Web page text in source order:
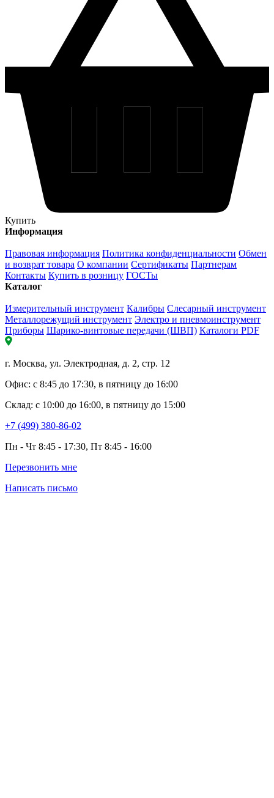
Купить
Информация
Правовая информация Политика конфиденциальности Обмен
и возврат товара О компании Сертификаты Партнерам
Контакты Купить в розницу ГОСТы
Каталог
Измерительный инструмент Калибры Слесарный инструмент
Металлорежущий инструмент Электро и пневмоинструмент
Приборы Шарико-винтовые передачи (ШВП) Каталоги PDF
г. Москва, ул. Электродная, д. 2, стр. 12
Офис: с 8:45 до 17:30, в пятницу до 16:00
Склад: с 10:00 до 16:00, в пятницу до 15:00
+7 (499) 380-86-02
Пн - Чт 8:45 - 17:30, Пт 8:45 - 16:00
Перезвонить мне
Написать письмо